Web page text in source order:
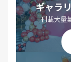
ギャラ
刊載大量